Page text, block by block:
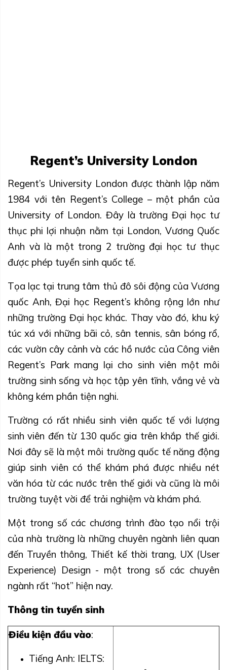
Regent’s University London
Regent’s University London được thành lập năm
1984 với tên Regent’s College – một phần của
University of London. Đây là trường Đại học tư
thục phi lợi nhuận nằm tại London, Vương Quốc
Anh và là một trong 2 trường đại học tư thục
được phép tuyển sinh quốc tế.
Tọa lạc tại trung tâm thủ đô sôi động của Vương
quốc Anh, Đại học Regent’s không rộng lớn như
những trường Đại học khác. Thay vào đó, khu ký
túc xá với những bãi cỏ, sân tennis, sân bóng rổ,
các vườn cây cảnh và các hồ nước của Công viên
Regent’s Park mang lại cho sinh viên một môi
trường sinh sống và học tập yên tĩnh, vắng vẻ và
không kém phần tiện nghi.
Trường có rất nhiều sinh viên quốc tế với lượng
sinh viên đến từ 130 quốc gia trên khắp thế giới.
Nơi đây sẽ là một môi trường quốc tế năng động
giúp sinh viên có thể khám phá được nhiều nét
văn hóa từ các nước trên thế giới và cũng là môi
trường tuyệt vời để trải nghiệm và khám phá.
Một trong số các chương trình đào tạo nổi trội
của nhà trường là những chuyên ngành liên quan
đến Truyền thông, Thiết kế thời trang, UX (User
Experience) Design - một trong số các chuyên
ngành rất “hot” hiện nay.
Thông tin tuyển sinh
Điều kiện đầu vào:
Tiếng Anh: IELTS: